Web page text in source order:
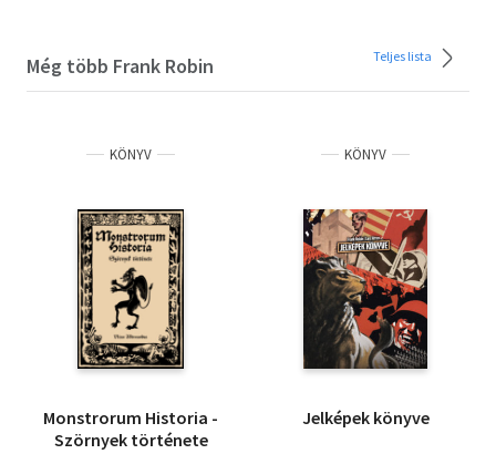
Még több Frank Robin Teljes lista
KÖNYV
Monstrorum Historia -
Szörnyek története
KÖNYV
Jelképek könyve